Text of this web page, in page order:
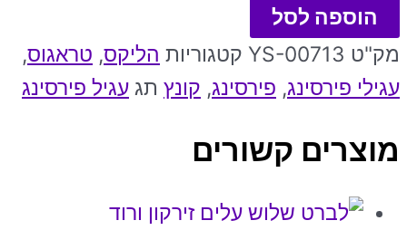
הוספה לסל
מק"ט YS-00713 קטגוריות הליקס, טראגוס,
עגילי פירסינג, פירסינג, קונץ תג עגיל פירסינג
מוצרים קשורים